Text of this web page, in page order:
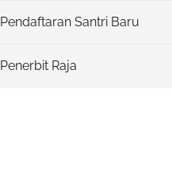
Pendaftaran Santri Baru
Penerbit Raja